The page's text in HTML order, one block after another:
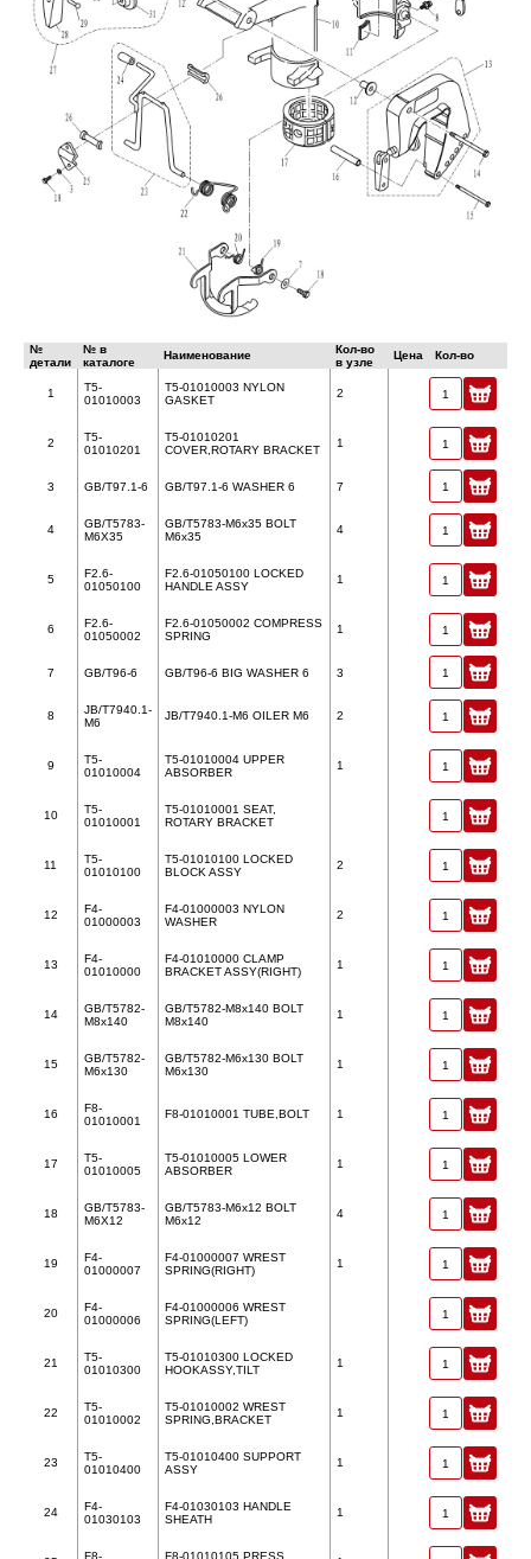
№
детали
№ в
каталоге
Наименование
Кол-во
в узле
Цена Кол-во
1
T5-
01010003
T5-01010003 NYLON
GASKET
2
2
T5-
01010201
T5-01010201
COVER,ROTARY BRACKET
1
3 GB/T97.1-6 GB/T97.1-6 WASHER 6 7
4
GB/T5783-
M6X35
GB/T5783-M6x35 BOLT
M6x35
4
5
F2.6-
01050100
F2.6-01050100 LOCKED
HANDLE ASSY
1
6
F2.6-
01050002
F2.6-01050002 COMPRESS
SPRING
1
7 GB/T96-6 GB/T96-6 BIG WASHER 6 3
8
JB/T7940.1-
M6
JB/T7940.1-M6 OILER M6 2
9
T5-
01010004
T5-01010004 UPPER
ABSORBER
1
10
T5-
01010001
T5-01010001 SEAT,
ROTARY BRACKET
11
T5-
01010100
T5-01010100 LOCKED
BLOCK ASSY
2
12
F4-
01000003
F4-01000003 NYLON
WASHER
2
13
F4-
01010000
F4-01010000 CLAMP
BRACKET ASSY(RIGHT)
1
14
GB/T5782-
M8x140
GB/T5782-M8x140 BOLT
M8x140
1
15
GB/T5782-
M6x130
GB/T5782-M6x130 BOLT
M6x130
1
16
F8-
01010001
F8-01010001 TUBE,BOLT 1
17
T5-
01010005
T5-01010005 LOWER
ABSORBER
1
18
GB/T5783-
M6X12
GB/T5783-M6x12 BOLT
M6x12
4
19
F4-
01000007
F4-01000007 WREST
SPRING(RIGHT)
1
20
F4-
01000006
F4-01000006 WREST
SPRING(LEFT)
21
T5-
01010300
T5-01010300 LOCKED
HOOKASSY,TILT
1
22
T5-
01010002
T5-01010002 WREST
SPRING,BRACKET
1
23
T5-
01010400
T5-01010400 SUPPORT
ASSY
1
24
F4-
01030103
F4-01030103 HANDLE
SHEATH
1
F8- F8-01010105 PRESS